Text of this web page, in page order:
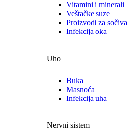
Vitamini i minerali
Veštačke suze
Proizvodi za sočiva
Infekcija oka
Uho
Buka
Masnoća
Infekcija uha
Nervni sistem